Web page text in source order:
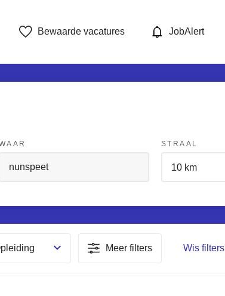
Bewaarde vacatures JobAlert
STRAAL
Meer filters Wis filters